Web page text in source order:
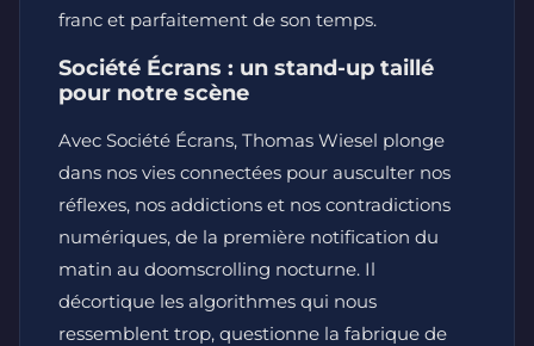
franc et parfaitement de son temps.
Société Écrans : un stand-up taillé
pour notre scène
Avec Société Écrans, Thomas Wiesel plonge
dans nos vies connectées pour ausculter nos
réflexes, nos addictions et nos contradictions
numériques, de la première notification du
matin au doomscrolling nocturne. Il
décortique les algorithmes qui nous
ressemblent trop, questionne la fabrique de